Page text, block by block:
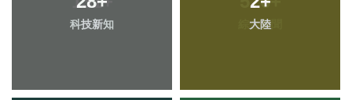
科技新知 大陸